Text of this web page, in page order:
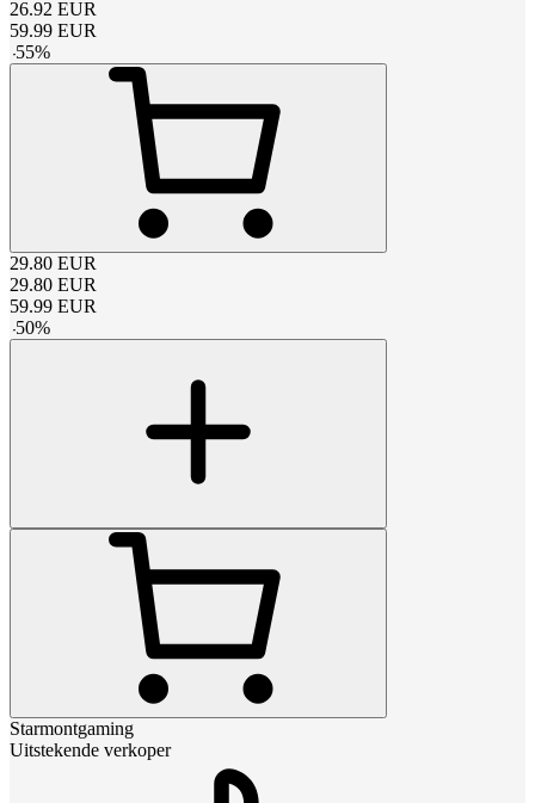
26.92 EUR
59.99 EUR
-55%
29.80 EUR
29.80 EUR
59.99 EUR
-50%
Starmontgaming
Uitstekende verkoper